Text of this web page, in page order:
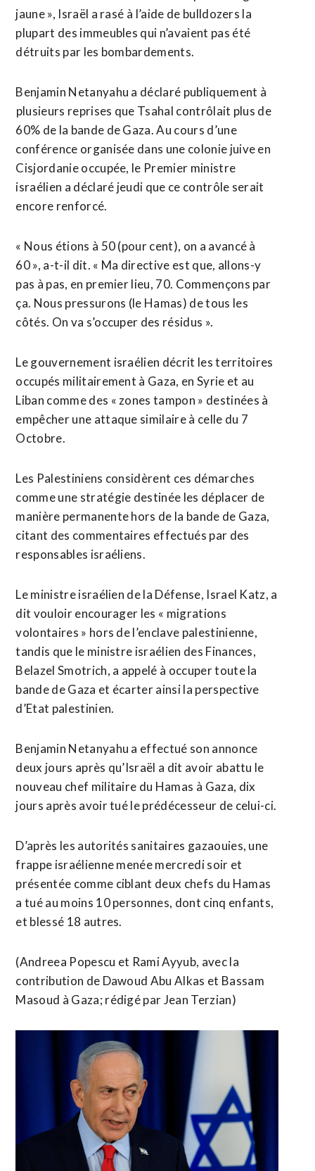
jaune », Israël a rasé à ⁠l’aide ‌de bulldozers la
plupart des immeubles qui n’avaient pas été
détruits par les bombardements.
Benjamin Netanyahu a déclaré publiquement à
⁠plusieurs reprises que Tsahal contrôlait plus de
60% de la bande de Gaza. Au cours d’une ​
conférence organisée dans une ​colonie juive en
Cisjordanie occupée, le Premier ministre
israélien a déclaré jeudi que ce contrôle serait
encore renforcé.
« Nous étions à 50 (pour cent), on a ​avancé à
60 », a-t-il dit. « Ma directive est que, allons-y
pas à pas, en premier lieu, 70. Commençons par
ça. Nous pressurons (le Hamas) de tous les
côtés. On va s’occuper des résidus ».
Le gouvernement israélien ‌décrit les territoires
occupés militairement à ​Gaza, en Syrie et au
Liban comme des « zones tampon » destinées à
empêcher une attaque similaire à celle du 7
Octobre.
Les Palestiniens considèrent ces démarches ​
comme une stratégie destinée les déplacer de
manière permanente hors de la bande de Gaza,
citant des commentaires effectués par des
responsables israéliens.
Le ministre israélien de la Défense, Israel Katz, a
dit vouloir encourager les « migrations
volontaires » hors de l’enclave palestinienne,
tandis que le ministre israélien des Finances,
Belazel Smotrich, a appelé à occuper toute la
bande de Gaza et écarter ainsi la perspective
d’Etat palestinien.
Benjamin Netanyahu a effectué son annonce
deux jours après qu’Israël a dit avoir abattu le
nouveau chef militaire du Hamas ⁠à Gaza, dix
jours après avoir tué le prédécesseur de celui-ci.
D’après les autorités sanitaires gazaouies, une
frappe israélienne menée mercredi soir et
présentée comme ciblant deux chefs du Hamas
a tué au moins 10 personnes, dont cinq enfants,
et ​blessé 18 autres.
(Andreea Popescu et Rami Ayyub, avec la
contribution de Dawoud Abu Alkas ​et Bassam
Masoud à Gaza; rédigé par Jean Terzian)